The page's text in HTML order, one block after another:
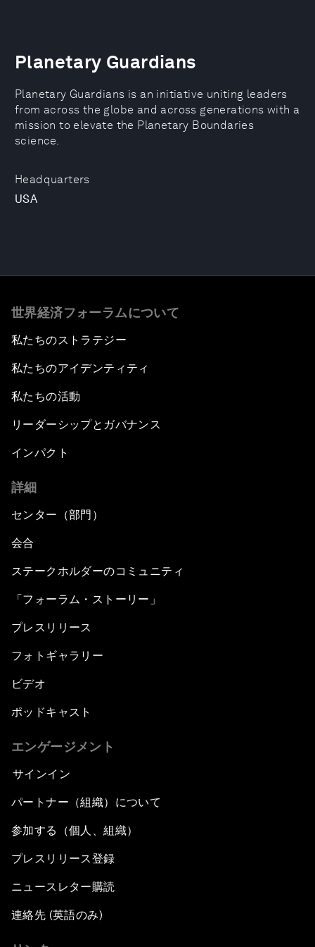
Headquarters
USA
Planetary Guardians
Planetary Guardians is an initiative uniting leaders
from across the globe and across generations with a
mission to elevate the Planetary Boundaries
science.
世界経済フォーラムについて
私たちのストラテジー
私たちのアイデンティティ
私たちの活動
リーダーシップとガバナンス
インパクト
詳細
センター（部門）
会合
ステークホルダーのコミュニティ
「フォーラム・ストーリー」
プレスリリース
フォトギャラリー
ビデオ
ポッドキャスト
エンゲージメント
サインイン
パートナー（組織）について
参加する（個人、組織）
プレスリリース登録
ニュースレター購読
連絡先 (英語のみ)